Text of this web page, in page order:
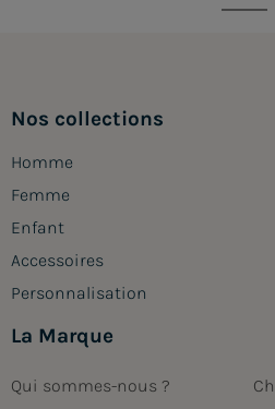
Nos collections
Homme
Femme
Enfant
Accessoires
Personnalisation
La Marque
Qui sommes-nous ?